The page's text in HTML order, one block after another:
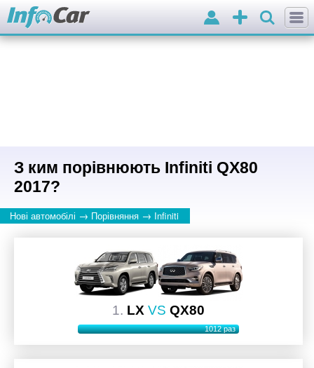
Додати
оголошення
Вхід
З ким порівнюють Infiniti QX80
2017?
Нові автомобілі → Порівняння → Infiniti
1. LX VS QX80
1012 раз